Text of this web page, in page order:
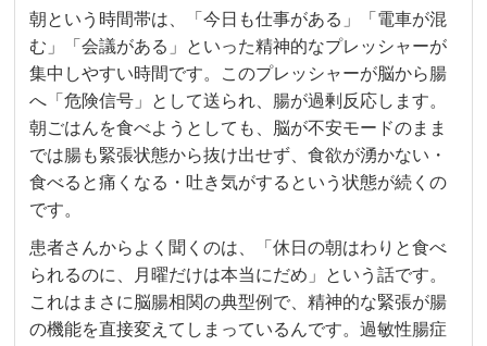
朝という時間帯は、「今日も仕事がある」「電車が混
む」「会議がある」といった精神的なプレッシャーが
集中しやすい時間です。このプレッシャーが脳から腸
へ「危険信号」として送られ、腸が過剰反応します。
朝ごはんを食べようとしても、脳が不安モードのまま
では腸も緊張状態から抜け出せず、食欲が湧かない・
食べると痛くなる・吐き気がするという状態が続くの
です。
患者さんからよく聞くのは、「休日の朝はわりと食べ
られるのに、月曜だけは本当にだめ」という話です。
これはまさに脳腸相関の典型例で、精神的な緊張が腸
の機能を直接変えてしまっているんです。過敏性腸症